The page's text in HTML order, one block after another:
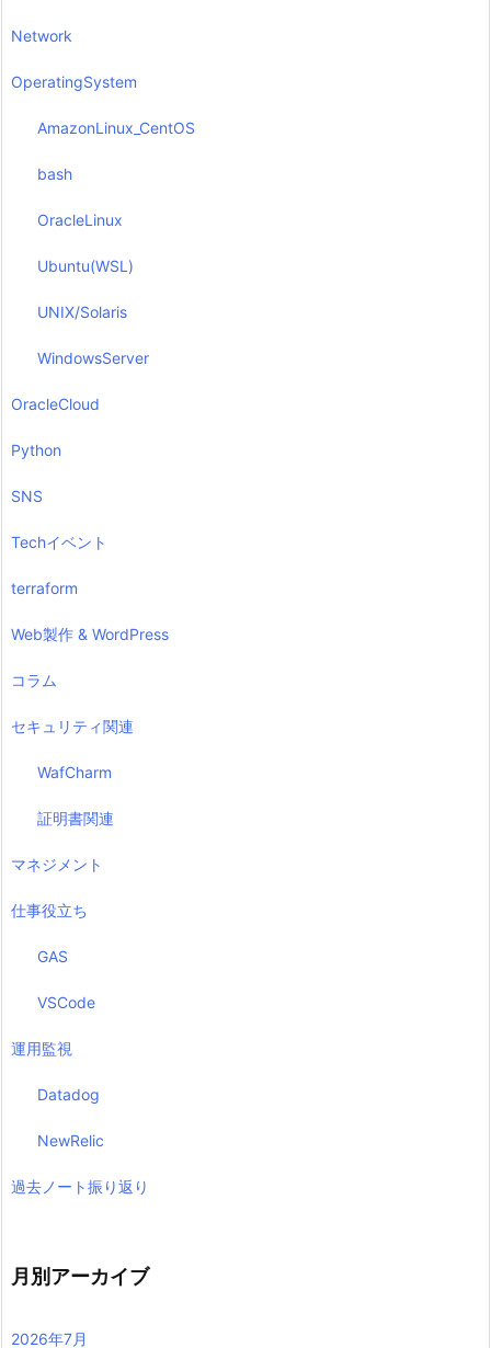
Network
OperatingSystem
AmazonLinux_CentOS
bash
OracleLinux
Ubuntu(WSL)
UNIX/Solaris
WindowsServer
OracleCloud
Python
SNS
Techイベント
terraform
Web製作 & WordPress
コラム
セキュリティ関連
WafCharm
証明書関連
マネジメント
仕事役立ち
GAS
VSCode
運用監視
Datadog
NewRelic
過去ノート振り返り
月別アーカイブ
2026年7月